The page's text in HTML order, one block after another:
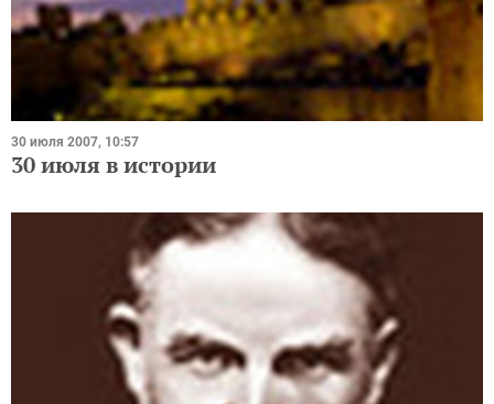
30 июля 2007, 10:57
30 июля в истории